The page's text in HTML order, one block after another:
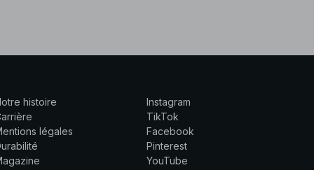
histoire
légales
Instagram
TikTok
Facebook
Pinterest
YouTube